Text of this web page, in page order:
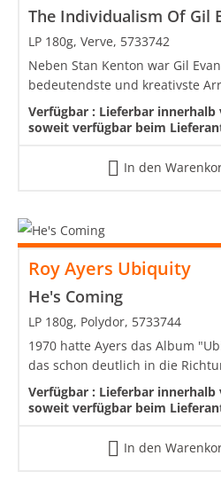
The Individualism Of Gil
LP 180g, Verve, 5733742
Neben Stan Kenton war Gil
bedeutendste und kreativste
Verfügbar : Lieferbar innerhalb
soweit verfügbar beim
In den
Roy Ayers Ubiquity
He's Coming
LP 180g, Polydor, 5733744
1970 hatte Ayers das Album
das schon deutlich in die
Verfügbar : Lieferbar innerhalb
soweit verfügbar beim
In den